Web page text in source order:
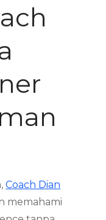
Coach Dian
memahami